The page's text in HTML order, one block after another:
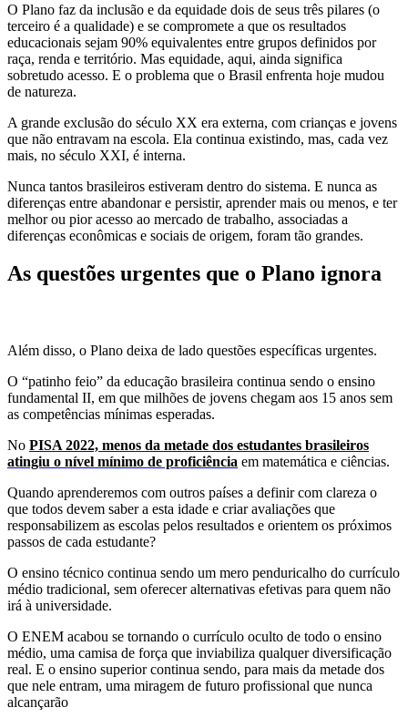
O Plano faz da inclusão e da equidade dois de seus três pilares (o
terceiro é a qualidade) e se compromete a que os resultados
educacionais sejam 90% equivalentes entre grupos definidos por
raça, renda e território. Mas equidade, aqui, ainda significa
sobretudo acesso. E o problema que o Brasil enfrenta hoje mudou
de natureza.
A grande exclusão do século XX era externa, com crianças e jovens
que não entravam na escola. Ela continua existindo, mas, cada vez
mais, no século XXI, é interna.
Nunca tantos brasileiros estiveram dentro do sistema. E nunca as
diferenças entre abandonar e persistir, aprender mais ou menos, e ter
melhor ou pior acesso ao mercado de trabalho, associadas a
diferenças econômicas e sociais de origem, foram tão grandes.
As questões urgentes que o Plano ignora
Além disso, o Plano deixa de lado questões específicas urgentes.
O “patinho feio” da educação brasileira continua sendo o ensino
fundamental II, em que milhões de jovens chegam aos 15 anos sem
as competências mínimas esperadas.
No PISA 2022, menos da metade dos estudantes brasileiros
atingiu o nível mínimo de proficiência em matemática e ciências.
Quando aprenderemos com outros países a definir com clareza o
que todos devem saber a esta idade e criar avaliações que
responsabilizem as escolas pelos resultados e orientem os próximos
passos de cada estudante?
O ensino técnico continua sendo um mero penduricalho do currículo
médio tradicional, sem oferecer alternativas efetivas para quem não
irá à universidade.
O ENEM acabou se tornando o currículo oculto de todo o ensino
médio, uma camisa de força que inviabiliza qualquer diversificação
real. E o ensino superior continua sendo, para mais da metade dos
que nele entram, uma miragem de futuro profissional que nunca
alcançarão